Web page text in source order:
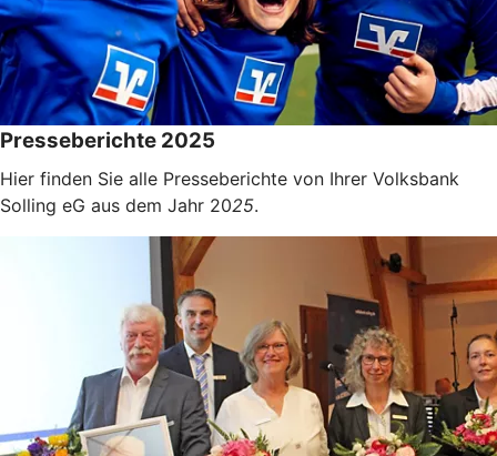
Presseberichte 2025
Hier finden Sie alle Presseberichte von Ihrer Volksbank
Solling eG aus dem Jahr 2025.